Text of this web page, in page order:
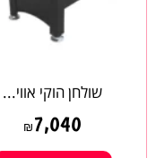
שולחן הוקי אווי...
₪ 7,040